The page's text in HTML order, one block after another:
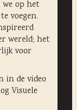
op het
voegen.
wereld; het
voor
in de video
Visuele